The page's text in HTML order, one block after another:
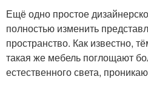
Ещё одно простое
полностью изменить
пространство. Как известно,
такая же мебель поглощают
естественного света,